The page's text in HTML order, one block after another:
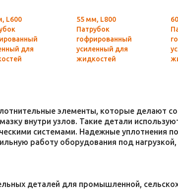
L600
для
55 мм, L800
Патрубок
гофрированный
усиленный для
жидкостей
элементы, которые делают
внутри узлов. Такие детали
системами. Надежные уплотнения
работу оборудования под
деталей для промышленной,